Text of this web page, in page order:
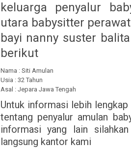
keluarga penyalur
utara babysitter
bayi nanny suster
berikut
Nama : Siti Amulan
Usia : 32 Tahun
Asal : Jepara Jawa Tengah
Untuk informasi lebih
tentang penyalur amulan
informasi yang lain
langsung kantor kami